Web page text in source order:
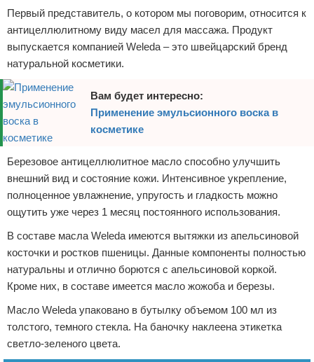
Первый представитель, о котором мы поговорим, относится к
антицеллюлитному виду масел для массажа. Продукт
выпускается компанией Weleda – это швейцарский бренд
натуральной косметики.
Вам будет интересно:
Применение эмульсионного воска в
косметике
Березовое антицеллюлитное масло способно улучшить
внешний вид и состояние кожи. Интенсивное укрепление,
полноценное увлажнение, упругость и гладкость можно
ощутить уже через 1 месяц постоянного использования.
В составе масла Weleda имеются вытяжки из апельсиновой
косточки и ростков пшеницы. Данные компоненты полностью
натуральны и отлично борются с апельсиновой коркой.
Кроме них, в составе имеется масло жожоба и березы.
Масло Weleda упаковано в бутылку объемом 100 мл из
толстого, темного стекла. На баночку наклеена этикетка
светло-зеленого цвета.